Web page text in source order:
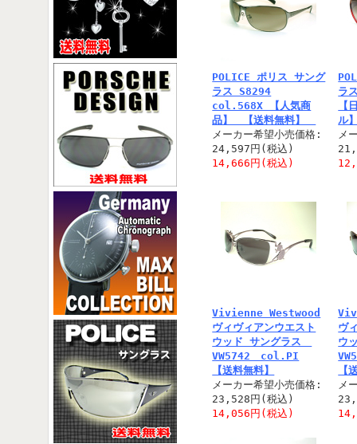
POLICE ポリス サング
ラス S8294
col.568X 【人気商
品】 【送料無料】
メーカー希望小売価格:
24,597円(税込)
14,666円(税込)
ラ
【
ル
メ
Vivienne Westwood
ヴィヴィアンウエスト
ウッド サングラス
VW5742 col.PI
【送料無料】
メーカー希望小売価格:
23,528円(税込)
14,056円(税込)
ヴ
ウ
【
メ